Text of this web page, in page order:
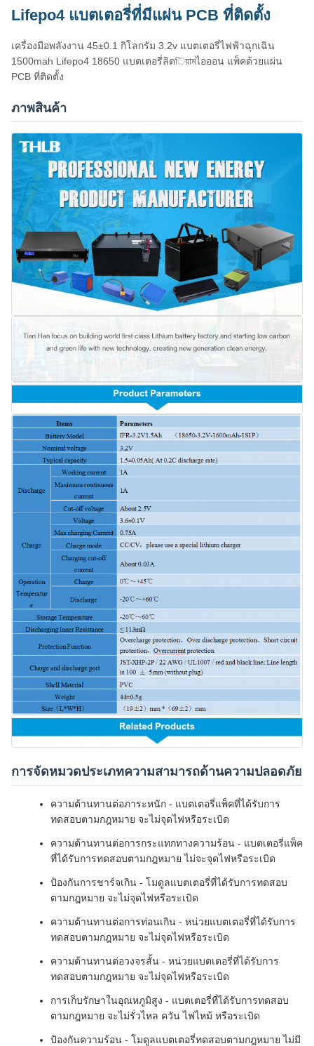
Lifepo4 แบตเตอรี่ที่มีแผ่น PCB ที่ติดตั้ง
เครื่องมือพลังงาน 45±0.1 กิโลกรัม 3.2v แบตเตอรี่ไฟฟ้าฉุกเฉิน
1500mah Lifepo4 18650 แบตเตอรี่ลิตিয়ামไอออน แพ็คด้วยแผ่น
PCB ที่ติดตั้ง
ภาพสินค้า
การจัดหมวดประเภทความสามารถด้านความปลอดภัย
ความต้านทานต่อภาระหนัก - แบตเตอรี่แพ็คที่ได้รับการ
ทดสอบตามกฎหมาย จะไม่จุดไฟหรือระเบิด
ความต้านทานต่อการกระแทกทางความร้อน - แบตเตอรี่แพ็ค
ที่ได้รับการทดสอบตามกฎหมาย ไม่จะจุดไฟหรือระเบิด
ป้องกันการชาร์จเกิน - โมดูลแบตเตอรี่ที่ได้รับการทดสอบ
ตามกฎหมาย จะไม่จุดไฟหรือระเบิด
ความต้านทานต่อการท่อนเกิน - หน่วยแบตเตอรี่ที่ได้รับการ
ทดสอบตามกฎหมาย จะไม่จุดไฟหรือระเบิด
ความต้านทานต่อวงจรสั้น - หน่วยแบตเตอรี่ที่ได้รับการ
ทดสอบตามกฎหมาย จะไม่จุดไฟหรือระเบิด
การเก็บรักษาในอุณหภูมิสูง - แบตเตอรี่ที่ได้รับการทดสอบ
ตามกฎหมาย จะไม่รั่วไหล ควัน ไฟไหม้ หรือระเบิด
ป้องกันความร้อน - โมดูลแบตเตอรี่ทดสอบตามกฎหมาย ไม่มี